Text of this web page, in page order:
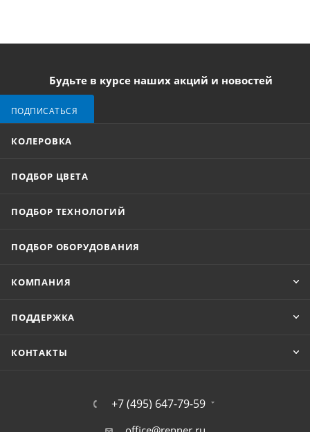
Будьте в курсе наших акций и новостей
ПОДПИСАТЬСЯ
КОЛЕРОВКА
ПОДБОР ЦВЕТА
ПОДБОР ТЕХНОЛОГИЙ
ПОДБОР ОБОРУДОВАНИЯ
КОМПАНИЯ
ПОДДЕРЖКА
КОНТАКТЫ
+7 (495) 647-79-59